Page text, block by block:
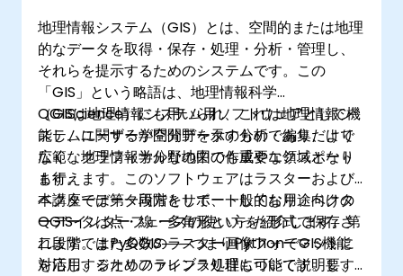
にカスタムなPythonベースの地図情報処理ツ
ールを開発できます。
地理情報システム（GIS）とは、空間的または地理
的なデータを取得・保存・処理・分析・管理し、
それらを提示するためのシステムです。この
「GIS」という略語は、地理情報科学
（GIScience）にも用いられ、これは地理情報シ
ステムに関する学問分野を示すものであり、より
広範な地理情報学分野の中でも重要な領域となり
ます。
QGISは地理情報システム用ソフトウェアとして機
能し、ユーザーが空間データの分析・編集だけで
なく、グラフィカルな地図の作成やエクスポート
も行えます。このソフトウェアはラスターおよび
ベクターデータ両方をサポートしており、ベクタ
ーデータは点・線・多角形といった形式で保存さ
れます。また多数のラスター画像フォーマットに
対応し、ジオリファレンス処理も可能です。要す
本講座では第一段階として、一般的な用途向けの
QGISインターフェースの使い方を紹介します。第
二段階ではPyQGIS――つまりPythonでGIS機能
を活用するためのライブラリ群について説明し、